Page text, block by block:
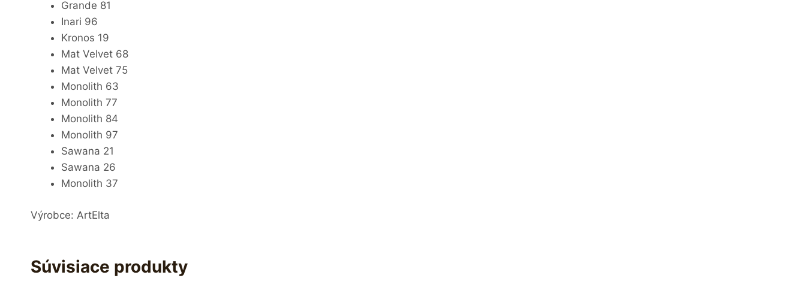
Grande 81
Inari 96
Kronos 19
Mat Velvet 68
Mat Velvet 75
Monolith 63
Monolith 77
Monolith 84
Monolith 97
Sawana 21
Sawana 26
Monolith 37
Výrobce: ArtElta
Súvisiace produkty